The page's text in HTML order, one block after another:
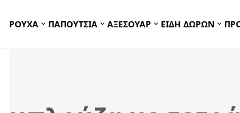
ΡΟΥΧΑ ΠΑΠΟΥΤΣΙΑ ΑΞΕΣΟΥΑΡ ΕΙΔΗ ΔΩΡΩΝ